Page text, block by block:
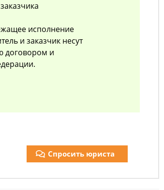
исполнение
и заказчик несут
договором и
Спросить юриста